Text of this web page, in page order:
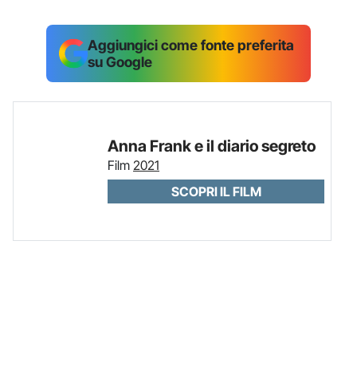
Aggiungici come fonte preferita
su Google
Anna Frank e il diario segreto
Film 2021
SCOPRI IL FILM